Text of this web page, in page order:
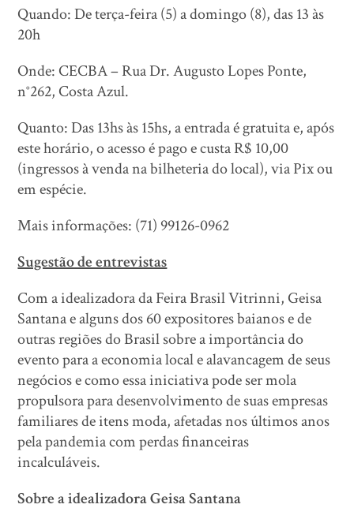
Quando: De terça-feira (5) a domingo (8), das 13 às
20h
Onde: CECBA – Rua Dr. Augusto Lopes Ponte,
n°262, Costa Azul.
Quanto: Das 13hs às 15hs, a entrada é gratuita e, após
este horário, o acesso é pago e custa R$ 10,00
(ingressos à venda na bilheteria do local), via Pix ou
em espécie.
Mais informações: (71) 99126-0962
Sugestão de entrevistas
Com a idealizadora da Feira Brasil Vitrinni, Geisa
Santana e alguns dos 60 expositores baianos e de
outras regiões do Brasil sobre a importância do
evento para a economia local e alavancagem de seus
negócios e como essa iniciativa pode ser mola
propulsora para desenvolvimento de suas empresas
familiares de itens moda, afetadas nos últimos anos
pela pandemia com perdas financeiras
incalculáveis.
Sobre a idealizadora Geisa Santana